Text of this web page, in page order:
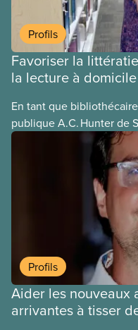
Profils
Favoriser la
la lecture à domicile
En tant que
publique A.C. Hunter de
notamment assurer la
membres de la
service. Je leur apporte
réguliers ou en gros
Lorsqu’une personne
livre souhaité, je lui
caractères réguliers.
donnera ensuite
ses besoins.
Profils
Aider les nouveaux
arrivantes à tisser